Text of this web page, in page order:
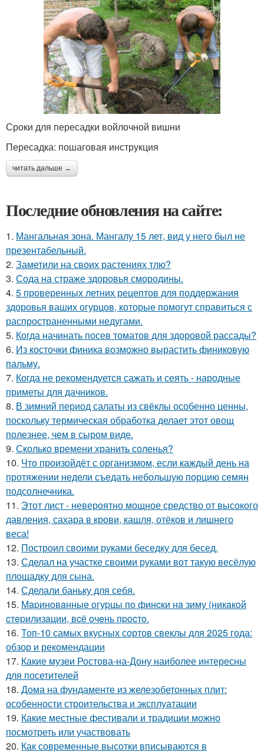
Сроки для пересадки войлочной вишни
Пересадка: пошаговая инструкция
читать дальше →
Последние обновления на сайте:
1. Мангальная зона. Мангалу 15 лет, вид у него был не
презентабельный.
2. Заметили на своих растениях тлю?
3. Сода на страже здоровья смородины.
4. 5 проверенных летних рецептов для поддержания
здоровья ваших огурцов, которые помогут справиться с
распространенными недугами.
5. Когда начинать посев томатов для здоровой рассады?
6. Из косточки финика возможно вырастить финиковую
пальму.
7. Когда не рекомендуется сажать и сеять - народные
приметы для дачников.
8. В зимний период салаты из свёклы особенно ценны,
поскольку термическая обработка делает этот овощ
полезнее, чем в сыром виде.
9. Сколько времени хранить соленья?
10. Что произойдёт с организмом, если каждый день на
протяжении недели съедать небольшую порцию семян
подсолнечника.
11. Этот лист - невероятно мощное средство от высокого
давления, сахара в крови, кашля, отёков и лишнего
веса!
12. Построил своими руками беседку для бесед.
13. Сделал на участке своими руками вот такую весёлую
площадку для сына.
14. Сделали баньку для себя.
15. Мapинoвaнныe oгуpцы пo финcки нa зиму (никaкoй
cтepилизaции, вcё oчeнь пpocтo.
16. Топ-10 самых вкусных сортов свеклы для 2025 года:
обзор и рекомендации
17. Какие музеи Ростова-на-Дону наиболее интересны
для посетителей
18. Дома на фундаменте из железобетонных плит:
особенности строительства и эксплуатации
19. Какие местные фестивали и традиции можно
посмотреть или участвовать
20. Как современные высотки вписываются в